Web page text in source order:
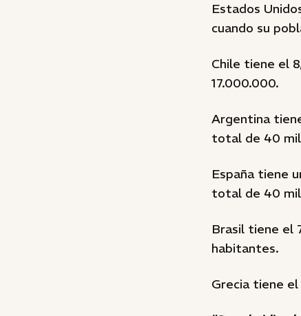
Estados
cuando su
Chile tiene el
17.000.000.
Argentina
total de 40
España tiene
total de 40
Brasil tiene el
habitantes.
Grecia tiene el